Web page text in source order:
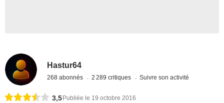
Hastur64
268 abonnés 2 289 critiques Suivre son activité
3,5 Publiée le 19 octobre 2016